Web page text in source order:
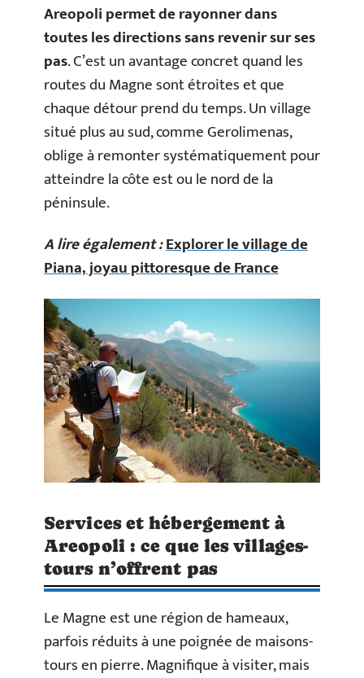
Areopoli permet de rayonner dans
toutes les directions sans revenir sur ses
pas. C’est un avantage concret quand les
routes du Magne sont étroites et que
chaque détour prend du temps. Un village
situé plus au sud, comme Gerolimenas,
oblige à remonter systématiquement pour
atteindre la côte est ou le nord de la
péninsule.
A lire également :Explorer le village de
Piana, joyau pittoresque de France
Services et hébergement à
Areopoli : ce que les villages-
tours n’offrent pas
Le Magne est une région de hameaux,
parfois réduits à une poignée de maisons-
tours en pierre. Magnifique à visiter, mais